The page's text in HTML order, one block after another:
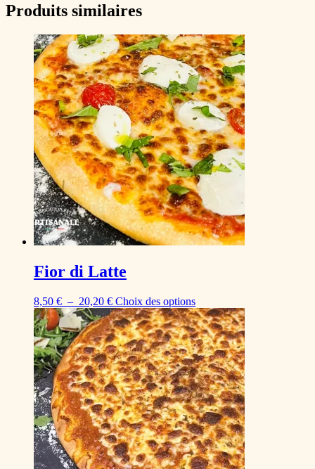
Produits similaires
Fior di Latte
8,50 € – 20,20 €Plage
de
prix :
8,50 €
à
20,20 €
Choix des optionsCe
produit
a
plusieurs
variations.
Les
options
peuvent
être
choisies
sur
la
page
du